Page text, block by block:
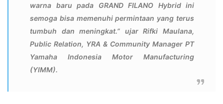
warna baru pada GRAND FILANO Hybrid ini
semoga bisa memenuhi permintaan yang terus
tumbuh dan meningkat.” ujar Rifki Maulana,
Public Relation, YRA & Community Manager PT
Yamaha Indonesia Motor Manufacturing
(YIMM).